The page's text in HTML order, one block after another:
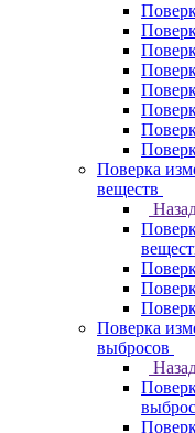
Поверка
веществ
Поверка
выбросов